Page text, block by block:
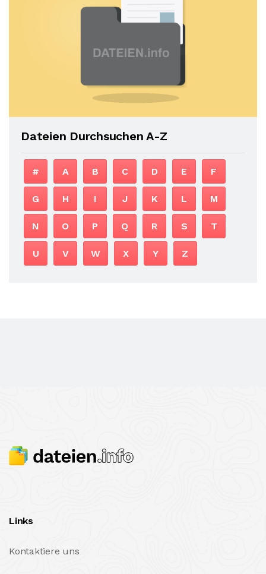
Dateien Durchsuchen A-Z
# A B C D E F
G H I J K L M
N O P Q R S T
U V W X Y Z
Links
Kontaktiere uns